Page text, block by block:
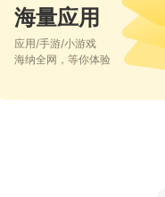
海量应用
应用/手游/小游戏
海纳全网，等你体验